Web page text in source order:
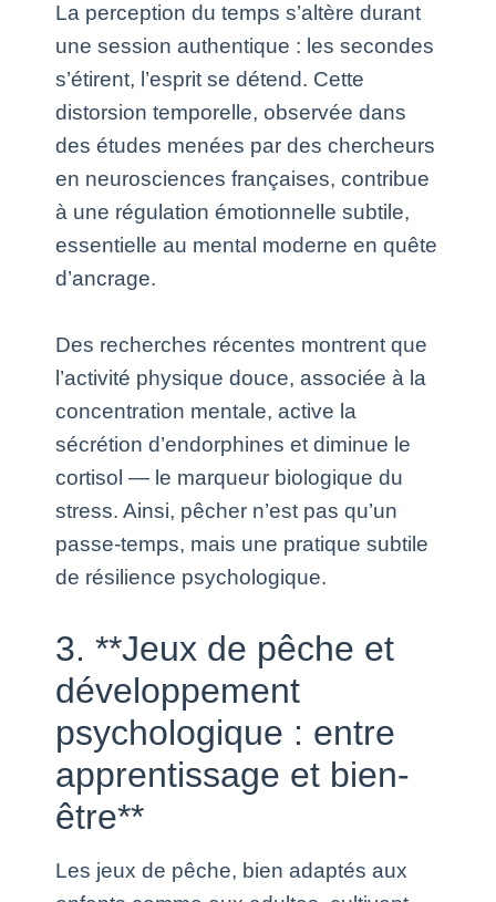
La perception du temps s’altère durant
une session authentique : les secondes
s’étirent, l’esprit se détend. Cette
distorsion temporelle, observée dans
des études menées par des chercheurs
en neurosciences françaises, contribue
à une régulation émotionnelle subtile,
essentielle au mental moderne en quête
d’ancrage.
Des recherches récentes montrent que
l’activité physique douce, associée à la
concentration mentale, active la
sécrétion d’endorphines et diminue le
cortisol — le marqueur biologique du
stress. Ainsi, pêcher n’est pas qu’un
passe-temps, mais une pratique subtile
de résilience psychologique.
3. **Jeux de pêche et
développement
psychologique : entre
apprentissage et bien-
être**
Les jeux de pêche, bien adaptés aux